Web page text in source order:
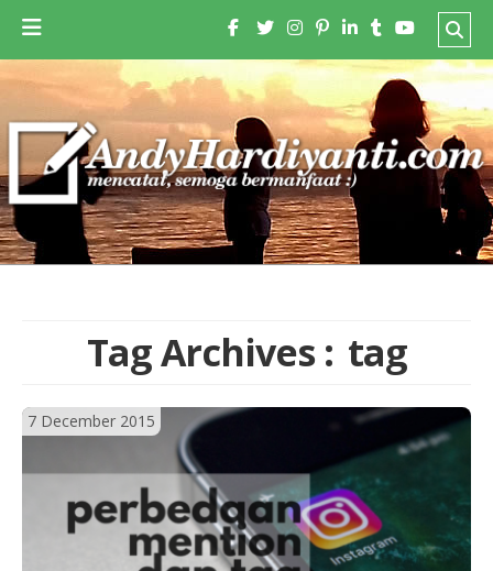
Tag Archives : tag
7 December 2015